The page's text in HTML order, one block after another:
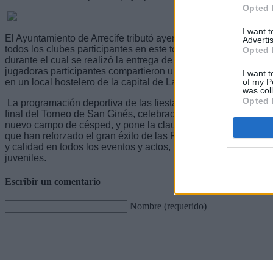
Opted
I want
Opted
I want
of my
was
Opted
El Ayuntamiento de Arrecife tributó ayer un agasajo a 400
todos los clubes participantes en este torneo, organización,
durante el cual se realizó la entrega de trofeos. Un agasajo
jugadoras participantes compartieron una cena de amistad
en un local hostelero de la capital de Lanzarote.
La programación deportiva de las fiestas de San Ginés
final del Torneo de San Ginés, celebrado en la Ciudad
nuevo campo de césped, y pone la clausura a una potente
que han reforzado el gran éxito de las Fiestas de San Ginés,
y calidad en todos los eventos y actos, tantos deportivos,
juveniles.
Escribir un comentario
Nombre (requerido)